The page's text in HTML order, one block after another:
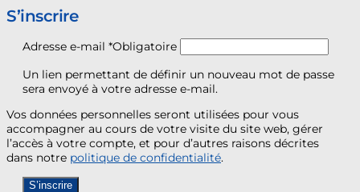
S’inscrire
Adresse e-mail *Obligatoire
Un lien permettant de définir un nouveau mot de passe
sera envoyé à votre adresse e-mail.
Vos données personnelles seront utilisées pour vous
accompagner au cours de votre visite du site web, gérer
l’accès à votre compte, et pour d’autres raisons décrites
dans notre politique de confidentialité.
S’inscrire